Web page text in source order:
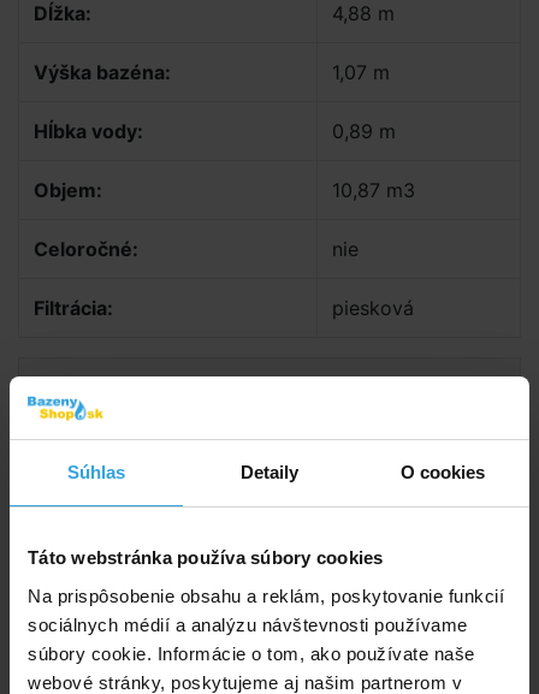
Súhlas Detaily O cookies
Táto webstránka používa súbory cookies
Na prispôsobenie obsahu a reklám, poskytovanie funkcií
sociálnych médií a analýzu návštevnosti používame
súbory cookie. Informácie o tom, ako používate naše
webové stránky, poskytujeme aj našim partnerom v
Dĺžka: 4,88 m
Výška bazéna: 1,07 m
Hĺbka vody: 0,89 m
Objem: 10,87 m3
Celoročné: nie
Filtrácia: piesková
Frame XTR a Prism Frame
Návod na pieskovú filtráciu Krystal Clear 4m3 /
Návod na bezpečnostné schodíky INTEX 107cm
CZ
Štítky